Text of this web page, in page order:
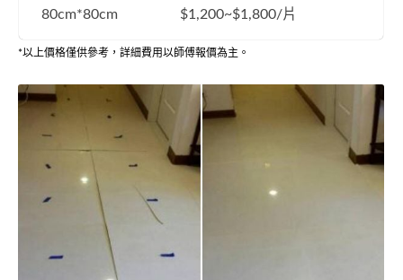
80cm*80cm $1,200~$1,800/片
*以上價格僅供參考，詳細費用以師傅報價為主。